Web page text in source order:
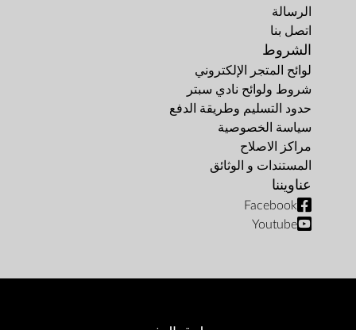
الرسالة
اتصل بنا
الشروط
لوائح المتجر الإلكتروني
شروط ولوائح نادي سبتر
حدود التسليم وطريقة الدفع
سياسة الخصوصية
مراكز الاصلاح
المستندات و الوثائق
عناويننا
Facebook
Youtube